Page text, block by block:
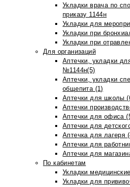
Укладки врача по
приказу 1144н
Укладки для
Укладки при
Укладки при
Для организаций
Аптечки, укладки
№1144н(5)
Аптечки, укладки
общепита (1)
Аптечки для школы
Аптечки
Аптечки для офиса
Аптечки для
Аптечка для лагеря
Аптечки для
Аптечки для
По кабинетам
Укладки
Укладки для